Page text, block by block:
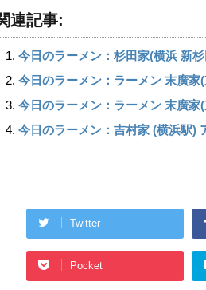
連記事:
今日のラーメン：杉田家(横浜 新
今日のラーメン：ラーメン 末廣
今日のラーメン：ラーメン 末廣家
今日のラーメン：吉村家 (横浜駅)
Twitter
Pocket